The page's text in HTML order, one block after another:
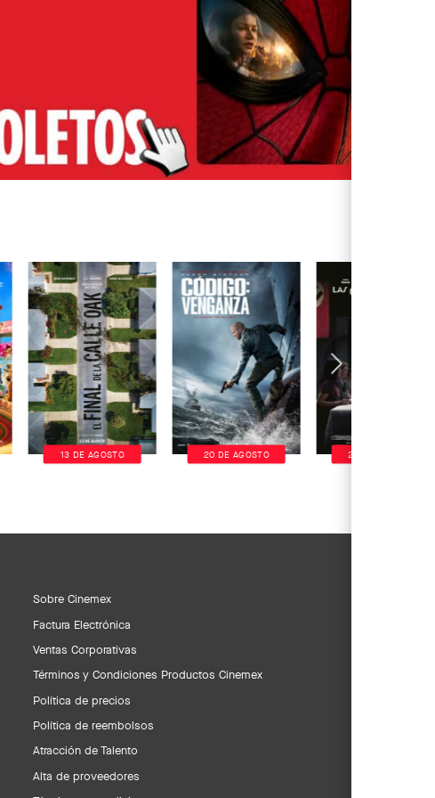
13 DE AGOSTO 20 DE AGOSTO 20 DE AGOSTO
Sobre Cinemex
Factura Electrónica
Ventas Corporativas
Términos y Condiciones Productos Cinemex
Política de precios
Política de reembolsos
Atracción de Talento
Alta de proveedores